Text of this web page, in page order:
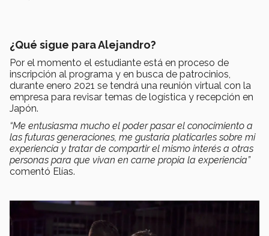
¿Qué sigue para Alejandro?
Por el momento el estudiante está en proceso de
inscripción al programa y en busca de patrocinios,
durante enero 2021 se tendrá una reunión virtual con la
empresa para revisar temas de logística y recepción en
Japón.
“Me entusiasma mucho el poder pasar el conocimiento a
las futuras generaciones, me gustaría platicarles sobre mi
experiencia y tratar de compartir el mismo interés a otras
personas para que vivan en carne propia la experiencia”
comentó Elías.